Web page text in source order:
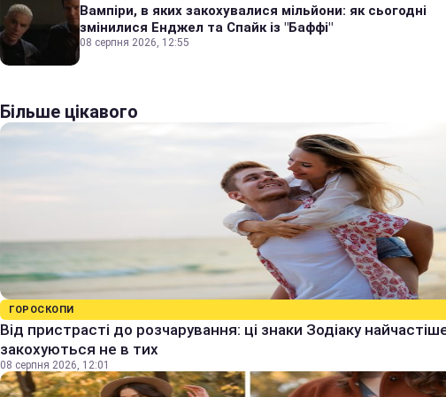
Вампіри, в яких закохувалися мільйони: як сьогодні
змінилися Енджел та Спайк із "Баффі"
08 серпня 2026, 12:55
Більше цікавого
ГОРОСКОПИ
Від пристрасті до розчарування: ці знаки Зодіаку
закохуються не в тих
08 серпня 2026, 12:01